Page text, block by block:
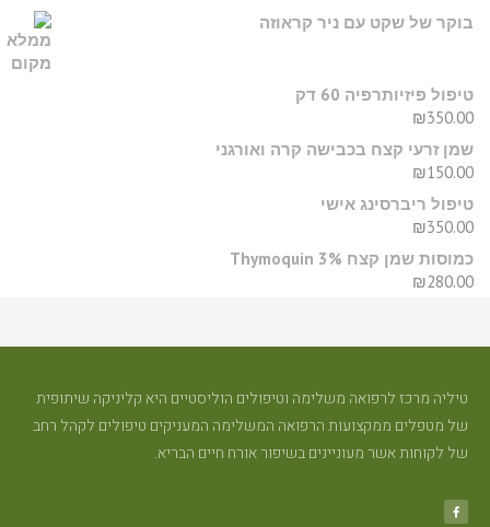
בוקר של שקט עם ניר קראוזה
טיפול פיזיותרפיה 60 דק
₪350.00
שמן זרעי קצח בכבישה קרה ואורגני
₪150.00
טיפול ריברסינג אישי
₪350.00
כמוסות שמן קצח Thymoquin 3%
₪280.00
טיליה מרכז לרפואה משלימה וטיפולים הוליסטיים היא קליניקה שיתופית
של מטפלים ממקצועות הרפואה המשלימה המעניקים טיפולים לקהל רחב
של לקוחות אשר מעוניינים בשיפור אורח חיים הבריא.